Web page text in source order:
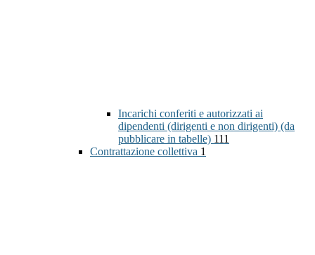
Incarichi conferiti e autorizzati ai
dipendenti (dirigenti e non dirigenti) (da
pubblicare in tabelle) 111
Contrattazione collettiva 1